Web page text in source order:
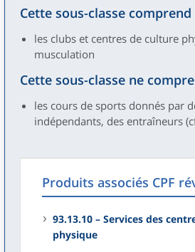
Cette sous-classe comprend
les clubs et centres de culture
musculation
Cette sous-classe ne
les cours de sports donnés par
indépendants, des entraîneurs
Produits associés CPF
93.13.10 – Services des
physique